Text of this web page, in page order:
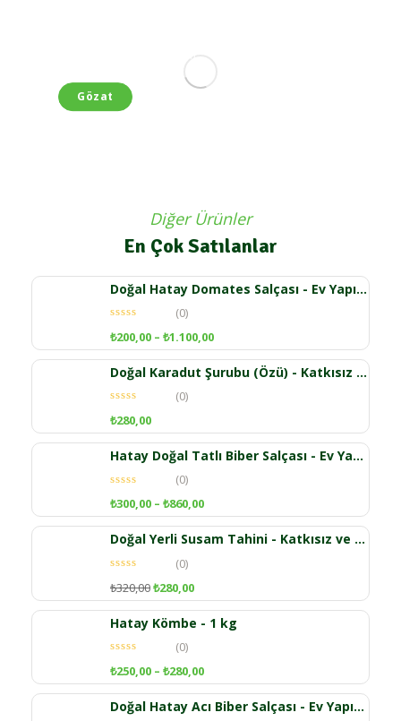
Gözat
Diğer Ürünler
En Çok Satılanlar
Doğal Hatay Domates Salçası - Ev Yapımı ve Katkısız
(0)
₺200,00 – ₺1.100,00
Doğal Karadut Şurubu (Özü) - Katkısız ve Şekersiz (1 Kg)
(0)
₺280,00
Hatay Doğal Tatlı Biber Salçası - Ev Yapımı ve Katkısız
(0)
₺300,00 – ₺860,00
Doğal Yerli Susam Tahini - Katkısız ve Ev Yapımı (1 KG)
(0)
₺320,00₺280,00
Hatay Kömbe - 1 kg
(0)
₺250,00 – ₺280,00
Doğal Hatay Acı Biber Salçası - Ev Yapımı ve Katkısız